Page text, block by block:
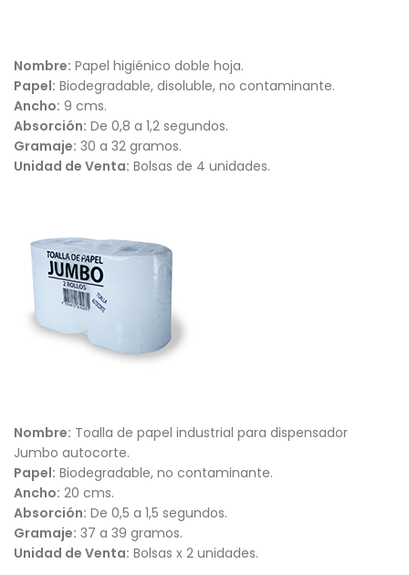
Nombre: Papel higiénico doble hoja.
Papel: Biodegradable, disoluble, no contaminante.
Ancho: 9 cms.
Absorción: De 0,8 a 1,2 segundos.
Gramaje: 30 a 32 gramos.
Unidad de Venta: Bolsas de 4 unidades.
Nombre: Toalla de papel industrial para dispensador
Jumbo autocorte.
Papel: Biodegradable, no contaminante.
Ancho: 20 cms.
Absorción: De 0,5 a 1,5 segundos.
Gramaje: 37 a 39 gramos.
Unidad de Venta: Bolsas x 2 unidades.